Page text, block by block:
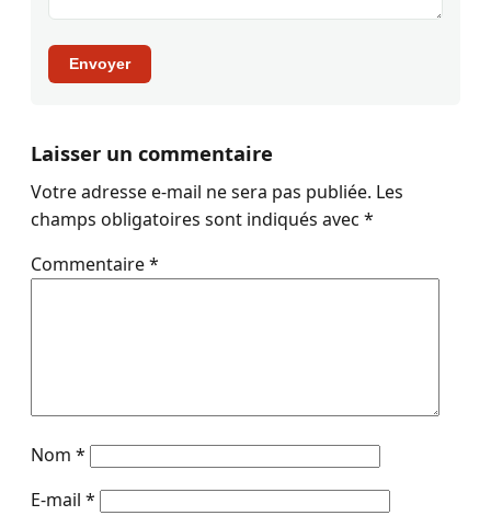
Envoyer
Laisser un commentaire
Votre adresse e-mail ne sera pas publiée. Les
champs obligatoires sont indiqués avec *
Commentaire*
Nom *
E-mail *